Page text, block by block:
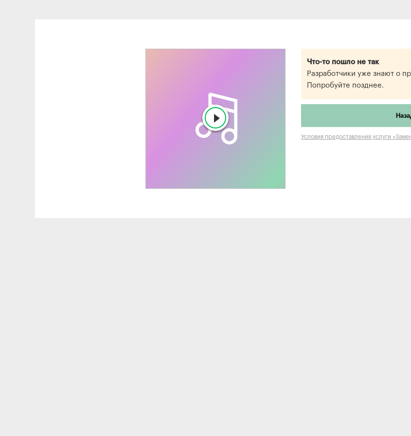
Что-то пошло не так
Разработчики уже знают о
Попробуйте позднее.
Условия предоставления услуги